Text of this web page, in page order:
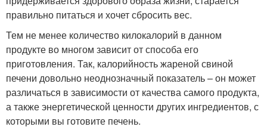
правильно питаться и хочет сбросить вес.
Тем не менее количество килокалорий в данном
продукте во многом зависит от способа его
приготовления. Так, калорийность жареной свиной
печени довольно неоднозначный показатель – он может
различаться в зависимости от качества самого продукта,
а также энергетической ценности других ингредиентов, с
которыми вы готовите печень.